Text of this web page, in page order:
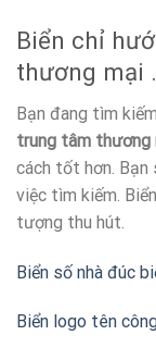
Biển chỉ
thương mại
Bạn đang tìm kiếm
trung tâm thương
cách tốt hơn. Bạn
việc tìm kiếm.
tượng thu hút.
Biển số nhà đúc
Biển logo tên